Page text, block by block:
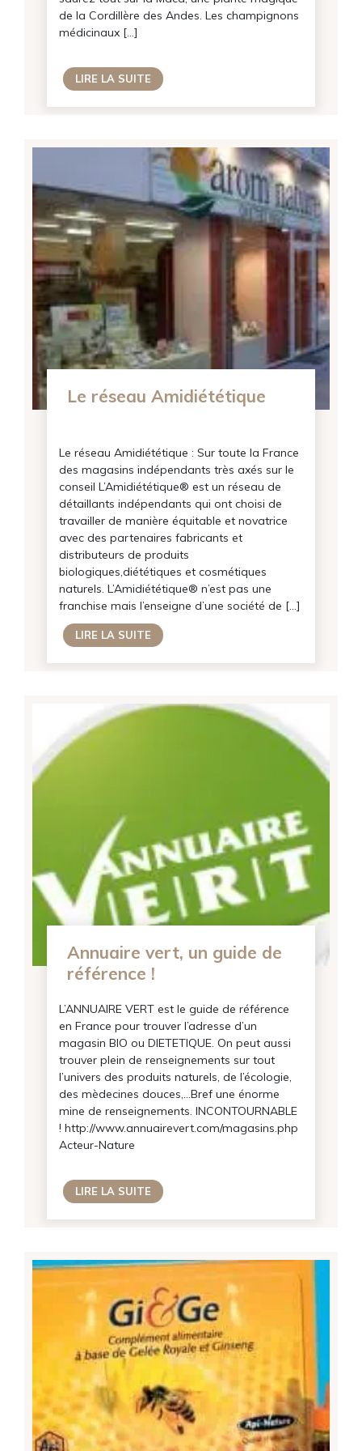
de la Cordillère des Andes. Les champignons
médicinaux […]
LIRE LA SUITE
Le réseau Amidiététique
Le réseau Amidiététique : Sur toute la France
des magasins indépendants très axés sur le
conseil L’Amidiététique® est un réseau de
détaillants indépendants qui ont choisi de
travailler de manière équitable et novatrice
avec des partenaires fabricants et
distributeurs de produits
biologiques,diététiques et cosmétiques
naturels. L’Amidiététique® n’est pas une
franchise mais l’enseigne d’une société de […]
LIRE LA SUITE
Annuaire vert, un guide de
référence !
L’ANNUAIRE VERT est le guide de référence
en France pour trouver l’adresse d’un
magasin BIO ou DIETETIQUE. On peut aussi
trouver plein de renseignements sur tout
l’univers des produits naturels, de l’écologie,
des mèdecines douces,…Bref une énorme
mine de renseignements. INCONTOURNABLE
! http://www.annuairevert.com/magasins.php
Acteur-Nature
LIRE LA SUITE
d'informations ?